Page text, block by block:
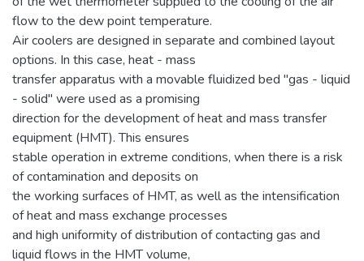
flow to the dew point temperature.
Air coolers are designed in separate and combined layout
options. In this case, heat - mass
transfer apparatus with a movable fluidized bed "gas - liquid
- solid" were used as a promising
direction for the development of heat and mass transfer
equipment (HMT). This ensures
stable operation in extreme conditions, when there is a risk
of contamination and deposits on
the working surfaces of HMT, as well as the intensification
of heat and mass exchange processes
and high uniformity of distribution of contacting gas and
liquid flows in the HMT volume,